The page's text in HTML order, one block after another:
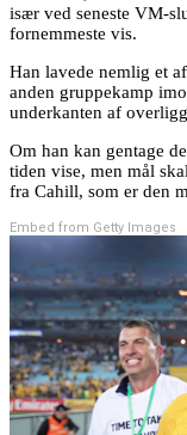
især ved seneste VM-
fornemmeste vis.
Han lavede nemlig et
anden gruppekamp
underkanten af
Om han kan gentage
tiden vise, men mål
fra Cahill, som er den
Embed from Getty Images